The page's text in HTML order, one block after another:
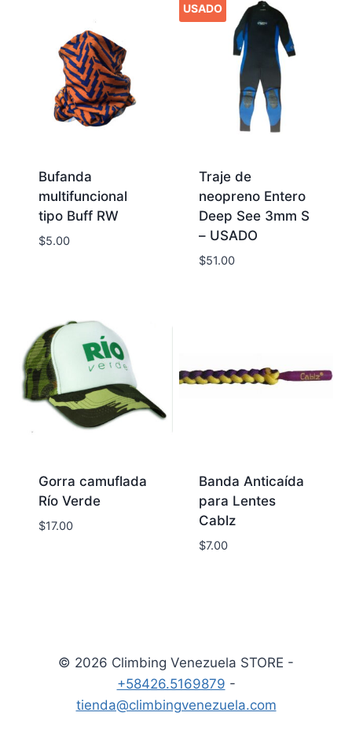
Bufanda
multifuncional
tipo Buff RW
$5.00
USADO
Traje de
neopreno Entero
Deep See 3mm S
– USADO
$51.00
Gorra camuflada
Río Verde
$17.00
Banda Anticaída
para Lentes
Cablz
$7.00
© 2026 Climbing Venezuela STORE -
+58426.5169879 -
tienda@climbingvenezuela.com